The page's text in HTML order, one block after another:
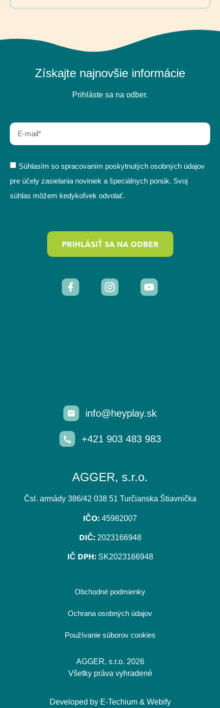
info@heyplay.sk
+421 903 483 983
AGGER, s.r.o.
Čsl. armády 386/42 038 51 Turčianska Štiavnička
IČO: 45982007
DIČ: 2023166948
IČ DPH: SK2023166948
Získajte najnovšie informácie
Prihláste sa na odber.
Súhlasím so spracovaním poskytnutých osobných údajov
pre účely zasielania noviniek a špeciálnych ponúk. Svoj
súhlas môžem kedykoľvek odvolať.
PRIHLÁSIŤ SA NA ODBER
Obchodné podmienky
Ochrana osobných údajov
Používanie súborov cookies
AGGER, s.r.o. 2026
Všetky práva vyhradené
Developed by E-Techium& Webify